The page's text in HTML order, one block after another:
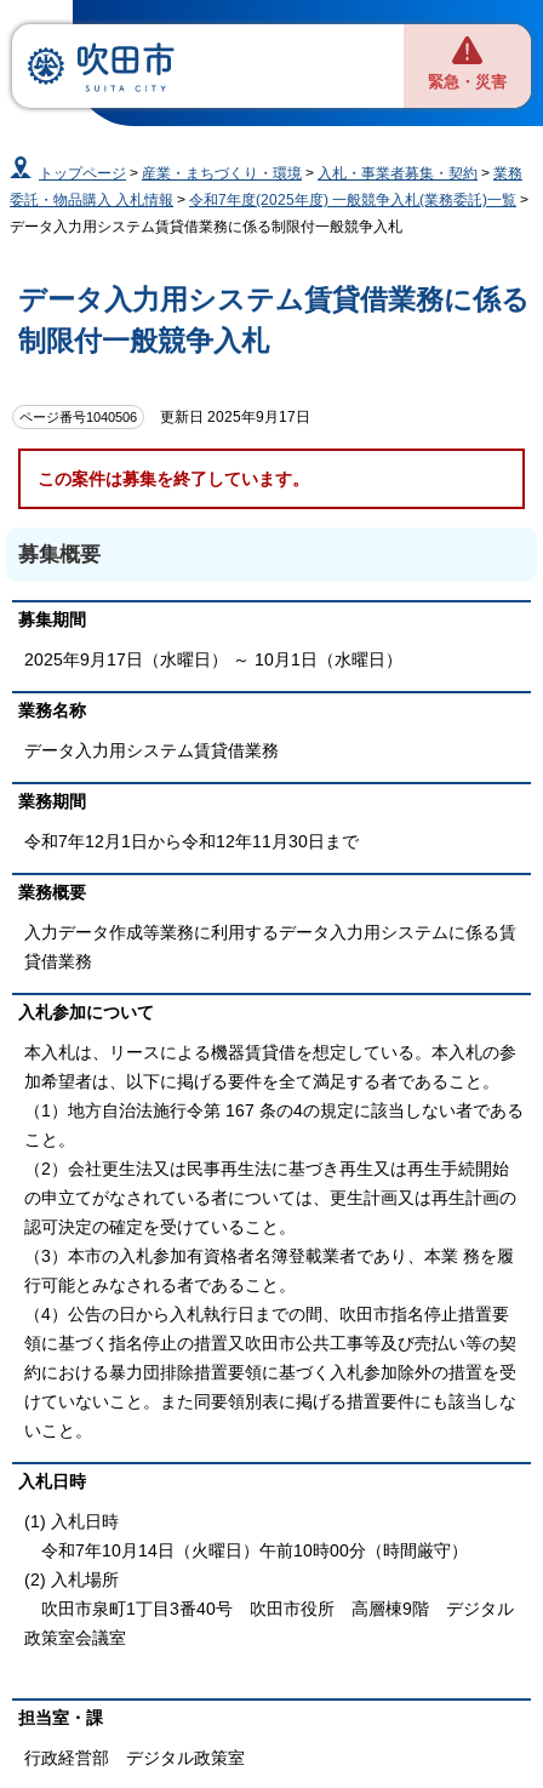
緊急・災害
トップページ > 産業・まちづくり・環境 > 入札・事業者募集・契約 >業務
委託・物品購入 入札情報 > 令和7年度(2025年度) 一般競争入札(業務委託)一覧 >
データ入力用システム賃貸借業務に係る制限付一般競争入札
データ入力用システム賃貸借業務に係る
制限付一般競争入札
ページ番号1040506 更新日 2025年9月17日
この案件は募集を終了しています。
募集概要
募集期間
2025年9月17日（水曜日） ～ 10月1日（水曜日）
業務名称
データ入力用システム賃貸借業務
業務期間
令和7年12月1日から令和12年11月30日まで
業務概要
入力データ作成等業務に利用するデータ入力用システムに係る賃
貸借業務
入札参加について
本入札は、リースによる機器賃貸借を想定している。本入札の参
加希望者は、以下に掲げる要件を全て満足する者であること。
（1）地方自治法施行令第 167 条の4の規定に該当しない者である
こと。
（2）会社更生法又は民事再生法に基づき再生又は再生手続開始
の申立てがなされている者については、更生計画又は再生計画の
認可決定の確定を受けていること。
（3）本市の入札参加有資格者名簿登載業者であり、本業 務を履
行可能とみなされる者であること。
（4）公告の日から入札執行日までの間、吹田市指名停止措置要
領に基づく指名停止の措置又吹田市公共工事等及び売払い等の契
約における暴力団排除措置要領に基づく入札参加除外の措置を受
けていないこと。また同要領別表に掲げる措置要件にも該当しな
いこと。
入札日時
(1) 入札日時
令和7年10月14日（火曜日）午前10時00分（時間厳守）
(2) 入札場所
吹田市泉町1丁目3番40号 吹田市役所 高層棟9階 デジタル
政策室会議室
担当室・課
行政経営部 デジタル政策室